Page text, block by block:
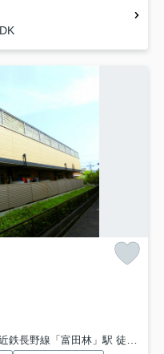
鉄長野線「富田林」駅 徒歩20分